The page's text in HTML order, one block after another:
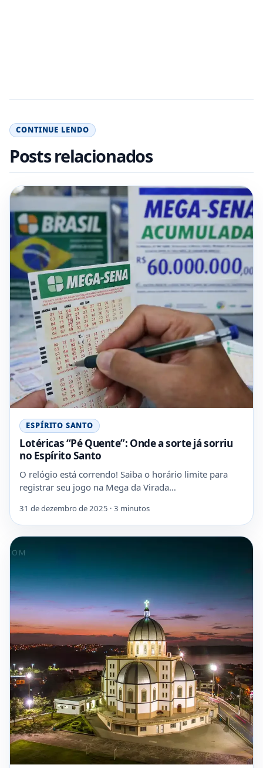
CONTINUE LENDO
Posts relacionados
ESPÍRITO SANTO
Lotéricas “Pé Quente”: Onde a sorte já sorriu
no Espírito Santo
O relógio está correndo! Saiba o horário limite para
registrar seu jogo na Mega da Virada…
31 de dezembro de 2025 · 3 minutos